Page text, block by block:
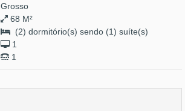
Grosso
68 M²
(2) dormitório(s) sendo (1) suíte(s)
1
1